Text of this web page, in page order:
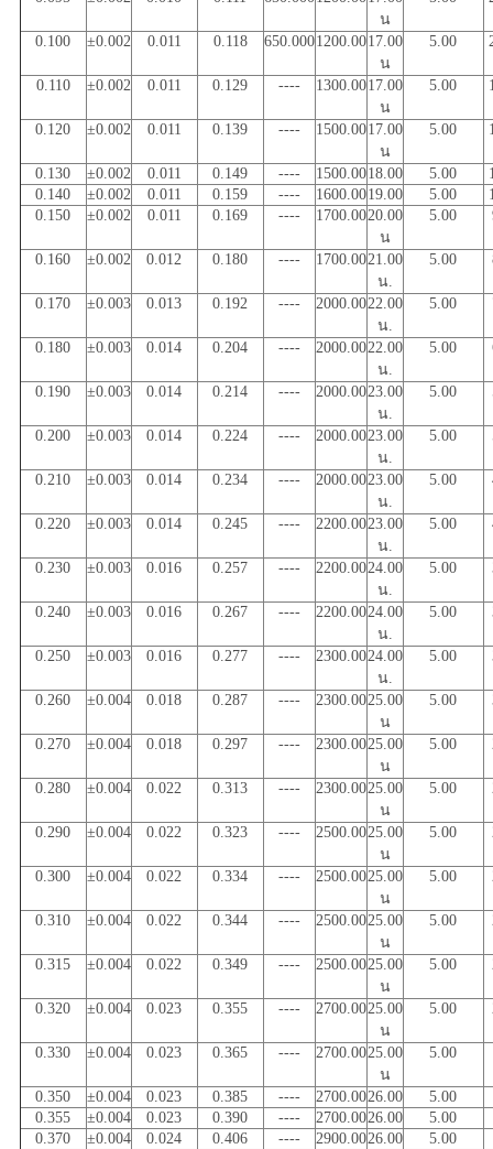
น
0.100 ±0.002 0.011 0.118 650.0001200.0017.00
น
5.00
0.110 ±0.002 0.011 0.129 ---- 1300.0017.00
น
5.00
0.120 ±0.002 0.011 0.139 ---- 1500.0017.00
น
5.00
0.130 ±0.002 0.011 0.149 ---- 1500.0018.00 5.00
0.140
±0.002 0.011 0.159 ---- 1600.0019.00 5.00
0.150
±0.002 0.011 0.169 ---- 1700.0020.00
น
5.00
0.160 ±0.002 0.012 0.180 ---- 1700.0021.00
น.
5.00
0.170 ±0.003 0.013 0.192 ---- 2000.0022.00
น.
5.00
0.180 ±0.003 0.014 0.204 ---- 2000.0022.00
น.
5.00
0.190 ±0.003 0.014 0.214 ---- 2000.0023.00
น.
5.00
0.200 ±0.003 0.014 0.224 ---- 2000.0023.00
น.
5.00
0.210 ±0.003 0.014 0.234 ---- 2000.0023.00
น.
5.00
0.220 ±0.003 0.014 0.245 ---- 2200.0023.00
น.
5.00
0.230 ±0.003 0.016 0.257 ---- 2200.0024.00
น.
5.00
0.240 ±0.003 0.016 0.267 ---- 2200.0024.00
น.
5.00
0.250 ±0.003 0.016 0.277 ---- 2300.0024.00
น.
5.00
0.260 ±0.004 0.018 0.287 ---- 2300.0025.00
น
5.00
0.270 ±0.004 0.018 0.297 ---- 2300.0025.00
น
5.00
0.280 ±0.004 0.022 0.313 ---- 2300.0025.00
น
5.00
0.290 ±0.004 0.022 0.323 ---- 2500.0025.00
น
5.00
0.300 ±0.004 0.022 0.334 ---- 2500.0025.00
น
5.00
0.310 ±0.004 0.022 0.344 ---- 2500.0025.00
น
5.00
0.315 ±0.004 0.022 0.349 ---- 2500.0025.00
น
5.00
0.320 ±0.004 0.023 0.355 ---- 2700.0025.00
น
5.00
0.330 ±0.004 0.023 0.365 ---- 2700.0025.00
น
5.00
0.350 ±0.004 0.023 0.385 ---- 2700.0026.00 5.00
0.355
±0.004 0.023 0.390 ---- 2700.0026.00 5.00
0.370
±0.004 0.024 0.406 ---- 2900.0026.00 5.00